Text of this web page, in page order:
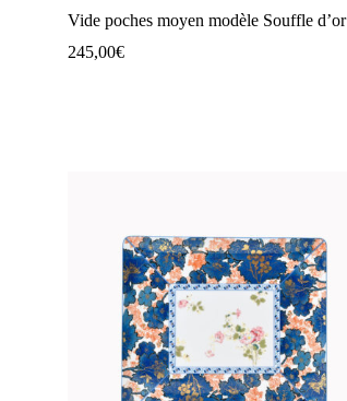
Vide poches moyen modèle Souffle d’or
245,00€